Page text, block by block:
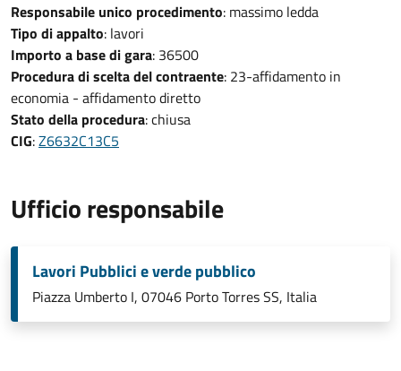
Responsabile unico procedimento: massimo ledda
Tipo di appalto: lavori
Importo a base di gara: 36500
Procedura di scelta del contraente: 23-affidamento in
economia - affidamento diretto
Stato della procedura: chiusa
CIG:Z6632C13C5
Ufficio responsabile
Lavori Pubblici e verde pubblico
Piazza Umberto I, 07046 Porto Torres SS, Italia